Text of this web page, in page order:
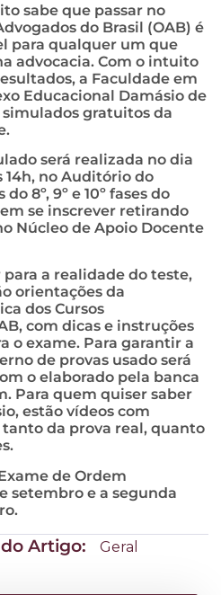
sabe que passar no
do Brasil (OAB) é
para qualquer um que
advocacia. Com o intuito
a Faculdade em
Educacional Damásio de
gratuitos da
será realizada no dia
14h, no Auditório do
8º, 9º e 10º fases do
se inscrever retirando
Núcleo de Apoio Docente
a realidade do teste,
orientações da
dos Cursos
com dicas e instruções
o exame. Para garantir a
de provas usado será
o elaborado pela banca
Para quem quiser saber
estão vídeos com
da prova real, quanto
de Ordem
setembro e a segunda
Artigo: Geral